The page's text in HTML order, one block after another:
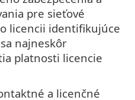
pre sieťové
licencii identifikujúce
najneskôr
platnosti licencie
a licenčné